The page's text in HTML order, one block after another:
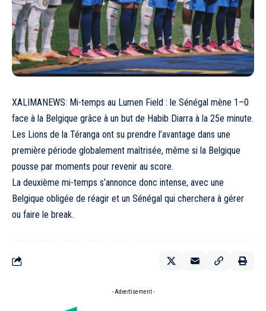
XALIMANEWS: Mi-temps au Lumen Field : le Sénégal mène 1–0
face à la Belgique grâce à un but de Habib Diarra à la 25e minute.
Les Lions de la Téranga ont su prendre l’avantage dans une
première période globalement maîtrisée, même si la Belgique
pousse par moments pour revenir au score.
La deuxième mi-temps s’annonce donc intense, avec une
Belgique obligée de réagir et un Sénégal qui cherchera à gérer
ou faire le break.
- Advertisement -